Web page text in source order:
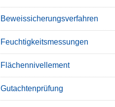
Beweissicherungsverfahren
Feuchtigkeitsmessungen
Flächennivellement
Gutachtenprüfung